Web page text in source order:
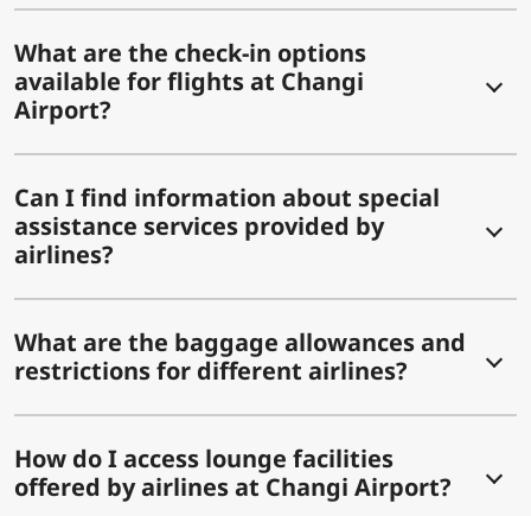
What are the check-in options
available for flights at Changi
Airport?
Can I find information about special
assistance services provided by
airlines?
What are the baggage allowances and
restrictions for different airlines?
How do I access lounge facilities
offered by airlines at Changi Airport?